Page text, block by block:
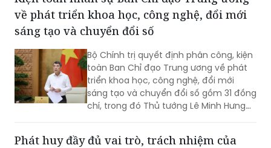
về phát triển khoa học, công nghệ, đổi mới
sáng tạo và chuyển đổi số
Bộ Chính trị quyết định phân công, kiện
toàn Ban Chỉ đạo Trung ương về phát
triển khoa học, công nghệ, đổi mới
sáng tạo và chuyển đổi số gồm 31 đồng
chí, trong đó Thủ tướng Lê Minh Hưng
Phát huy đầy đủ vai trò, trách nhiệm của